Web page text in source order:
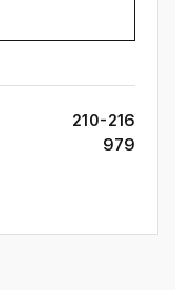
210-216
979